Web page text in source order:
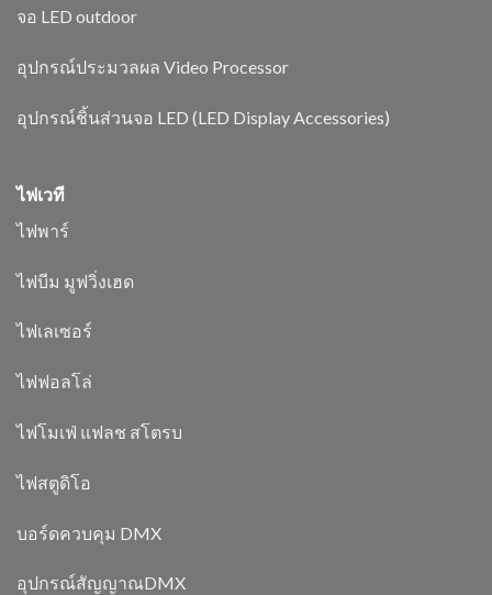
จอ LED outdoor
อุปกรณ์ประมวลผล Video Processor
อุปกรณ์ชิ้นส่วนจอ LED (LED Display Accessories)
ไฟเวที
ไฟพาร์
ไฟบีม มูฟวิ่งเฮด
ไฟเลเซอร์
ไฟฟอลโล่
ไฟโมเฟ่ แฟลช สโตรบ
ไฟสตูดิโอ
บอร์ดควบคุม DMX
อุปกรณ์สัญญาณDMX